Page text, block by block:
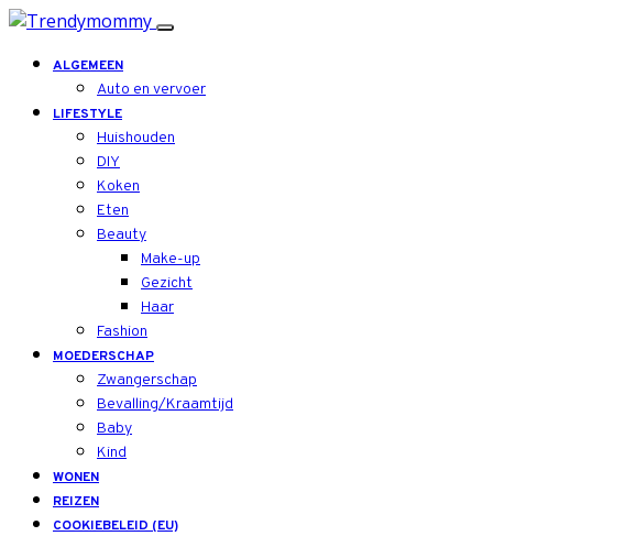
ALGEMEEN
Auto en vervoer
LIFESTYLE
Huishouden
DIY
Koken
Eten
Beauty
Make-up
Gezicht
Haar
Fashion
MOEDERSCHAP
Zwangerschap
Bevalling/Kraamtijd
Baby
Kind
WONEN
REIZEN
COOKIEBELEID (EU)